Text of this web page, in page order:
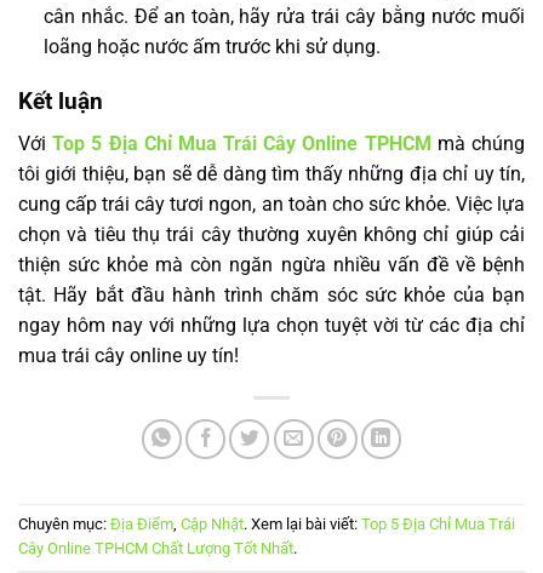
cân nhắc. Để an toàn, hãy rửa trái cây bằng nước muối
loãng hoặc nước ấm trước khi sử dụng.
Kết luận
VớiTop 5 Địa Chỉ Mua Trái Cây Online TPHCM mà chúng
tôi giới thiệu, bạn sẽ dễ dàng tìm thấy những địa chỉ uy tín,
cung cấp trái cây tươi ngon, an toàn cho sức khỏe. Việc lựa
chọn và tiêu thụ trái cây thường xuyên không chỉ giúp cải
thiện sức khỏe mà còn ngăn ngừa nhiều vấn đề về bệnh
tật. Hãy bắt đầu hành trình chăm sóc sức khỏe của bạn
ngay hôm nay với những lựa chọn tuyệt vời từ các địa chỉ
mua trái cây online uy tín!
Chuyên mục: Địa Điểm, Cập Nhật. Xem lại bài viết: Top 5 Địa Chỉ Mua Trái
Cây Online TPHCM Chất Lượng Tốt Nhất.